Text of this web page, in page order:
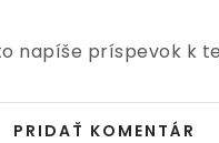
napíše príspevok k
PRIDAŤ KOMENTÁR